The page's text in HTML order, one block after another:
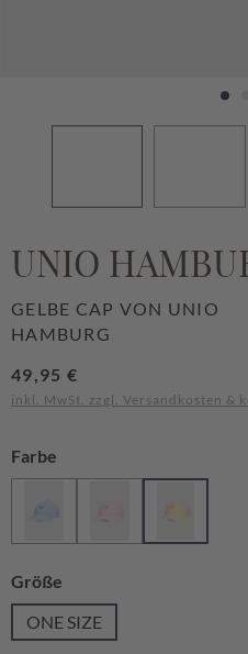
GELBE CAP VON UNIO
HAMBURG
UNIO
Regulärer Preis:
49,95 €
inkl. MwSt. zzgl. Versandkosten &
Farbe
Friendly sky
Größe
ONE SIZE